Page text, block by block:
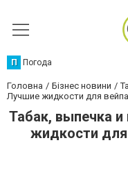
П Погода
Головна Бізнес новини
Лучшие жидкости для
Табак, выпечка
жидкости для